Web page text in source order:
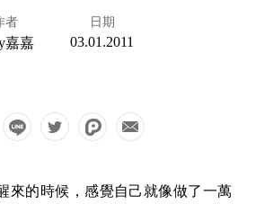
者
嘉嘉
日期
03.01.2011
來的時候，感覺自己就像做了一萬